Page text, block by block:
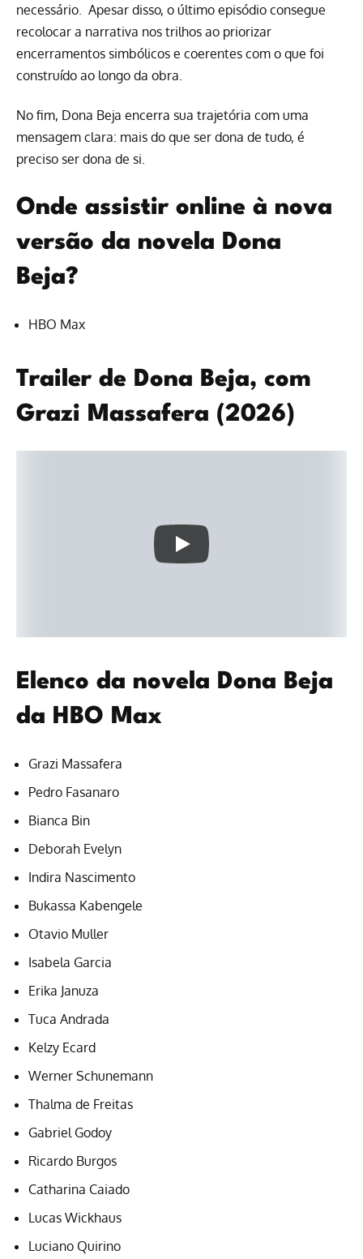
necessário. Apesar disso, o último episódio consegue
recolocar a narrativa nos trilhos ao priorizar
encerramentos simbólicos e coerentes com o que foi
construído ao longo da obra.
No fim, Dona Beja encerra sua trajetória com uma
mensagem clara: mais do que ser dona de tudo, é
preciso ser dona de si.
Onde assistir online à nova
versão da novela Dona
Beja?
HBO Max
Trailer de Dona Beja, com
Grazi Massafera (2026)
Elenco da novela Dona Beja
da HBO Max
Grazi Massafera
Pedro Fasanaro
Bianca Bin
Deborah Evelyn
Indira Nascimento
Bukassa Kabengele
Otavio Muller
Isabela Garcia
Erika Januza
Tuca Andrada
Kelzy Ecard
Werner Schunemann
Thalma de Freitas
Gabriel Godoy
Ricardo Burgos
Catharina Caiado
Lucas Wickhaus
Luciano Quirino